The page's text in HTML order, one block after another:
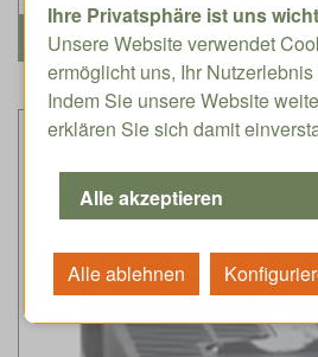
AKD2G-SPP-6V06D-A100-
Servo Regler, 2x6Arms,
Funktionalesicherheit Option
Ihre Privatsphäre ist uns
Unsere Website verwendet
ermöglicht uns, Ihr
Indem Sie unsere Website
erklären Sie sich damit